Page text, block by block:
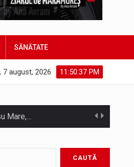
SĂNĂTATE
11:50:39 PM
7 august, 2026
în valoare…
Camera Deputaților a adoptat miercuri, 5 august, proiectul de lege care modifică ordonanța privind decarbonizarea sectorului energetic. Proiectul prevede că…